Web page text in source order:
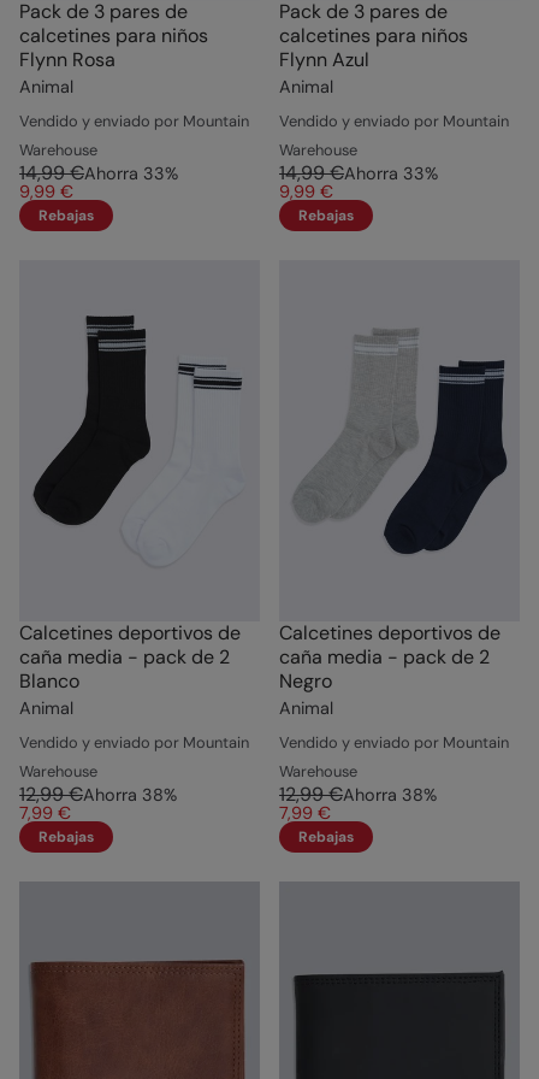
Pack de 3 pares de
calcetines para niños
Flynn Rosa
Animal
Vendido y enviado por Mountain
Warehouse
14,99 €Ahorra 33%
9,99 €
Rebajas
Pack de 3 pares de
calcetines para niños
Flynn Azul
Animal
Vendido y enviado por Mountain
Warehouse
14,99 €Ahorra 33%
9,99 €
Rebajas
Calcetines deportivos de
caña media - pack de 2
Blanco
Animal
Vendido y enviado por Mountain
Warehouse
12,99 €Ahorra 38%
7,99 €
Rebajas
Calcetines deportivos de
caña media - pack de 2
Negro
Animal
Vendido y enviado por Mountain
Warehouse
12,99 €Ahorra 38%
7,99 €
Rebajas